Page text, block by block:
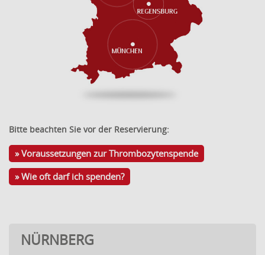
Bitte beachten Sie vor der Reservierung:
» Voraussetzungen zur Thrombozytenspende
» Wie oft darf ich spenden?
NÜRNBERG